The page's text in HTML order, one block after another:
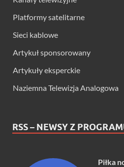
Platformy satelitarne
Sieci kablowe
Artykuł sponsorowany
Artykuły eksperckie
Naziemna Telewizja Analogowa
RSS – NEWSY Z
Piłka